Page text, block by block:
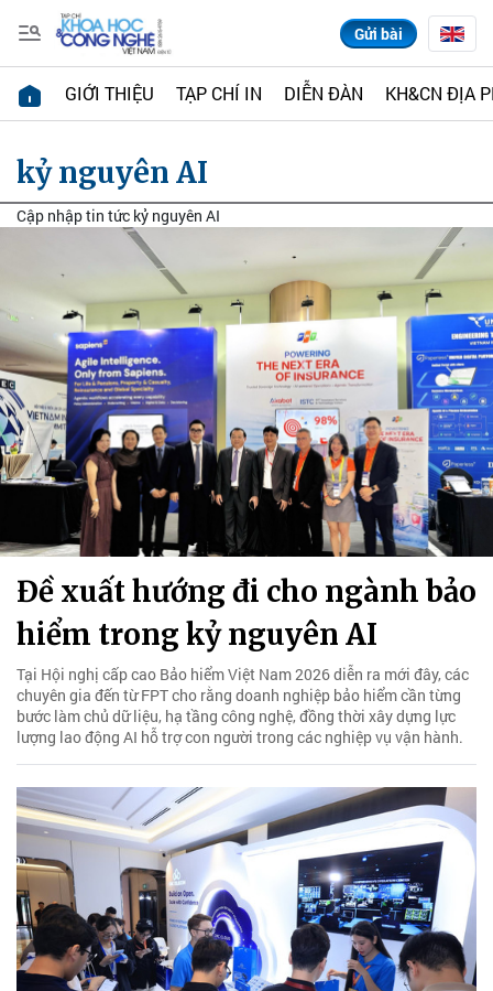
Gửi bài
GIỚI THIỆU TẠP CHÍ IN DIỄN ĐÀN KH&CN ĐỊA
kỷ nguyên AI
Cập nhập tin tức kỷ nguyên AI
Đề xuất hướng đi cho ngành bảo
hiểm trong kỷ nguyên AI
Tại Hội nghị cấp cao Bảo hiểm Việt Nam 2026 diễn ra mới đây, các
chuyên gia đến từ FPT cho rằng doanh nghiệp bảo hiểm cần từng
bước làm chủ dữ liệu, hạ tầng công nghệ, đồng thời xây dựng lực
lượng lao động AI hỗ trợ con người trong các nghiệp vụ vận hành.